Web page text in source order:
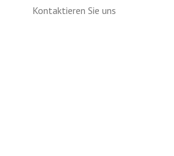
Kontaktieren Sie uns